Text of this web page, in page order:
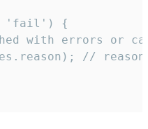
'fail') {
with errors or
//